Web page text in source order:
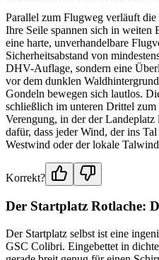
Parallel zum Flugweg verläuft die
Ihre Seile spannen sich in weiten
eine harte, unverhandelbare
Sicherheitsabstand von
DHV-Auflage, sondern eine
vor dem dunklen
Gondeln bewegen sich lautlos.
schließlich im unteren Drittel zum
Verengung, in der der
dafür, dass jeder Wind, der ins
Westwind oder der lokale
Korrekt?
Der Startplatz Rotlache:
Der Startplatz selbst ist eine
GSC Colibri. Eingebettet in